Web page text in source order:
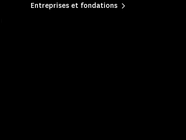
Entreprises et fondations